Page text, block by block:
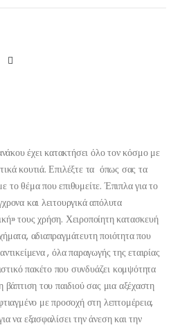
έχει κατακτήσει όλο τον κόσμο με
κουτιά. Επιλέξτε τα όπως σας τα
το θέμα που επιθυμείτε. Έπιπλα για το
και λειτουργικά απόλυτα
τους χρήση. Χειροποίητη κατασκευή
αδιαπραγμάτευτη ποιότητα που
, όλα παραγωγής της εταιρίας
πακέτο που συνδυάζει κομψότητα
βάπτιση του παιδιού σας μια αξέχαστη
με προσοχή στη λεπτομέρεια,
να εξασφαλίσει την άνεση και την